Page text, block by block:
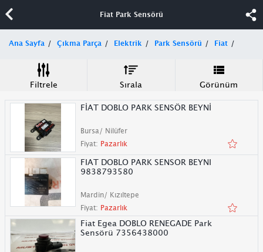
Fiat Park Sensörü
Ana Sayfa Çıkma Parça Elektrik Park Sensörü Fiat
Filtrele Sırala Görünüm
FİAT DOBLO PARK SENSÖR BEYNİ
Bursa/ Nilüfer
Fiyat: Pazarlık
FIAT DOBLO PARK SENSOR BEYNI
9838793580
Mardin/ Kızıltepe
Fiyat: Pazarlık
Fiat Egea DOBLO RENEGADE Park
Sensörü 7356438000